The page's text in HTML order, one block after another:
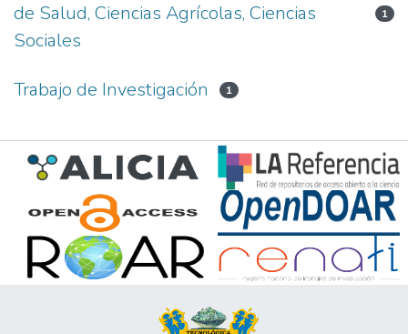
de Salud, Ciencias Agrícolas, Ciencias
Sociales
1
Trabajo de Investigación 1